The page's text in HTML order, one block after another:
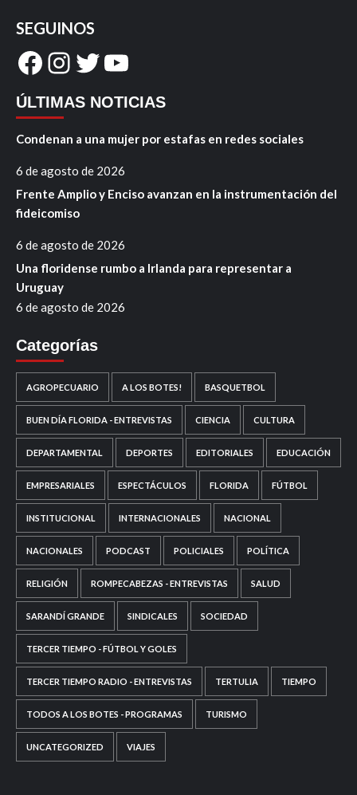
SEGUINOS
Facebook
Instagram
Twitter
YouTube
ÚLTIMAS NOTICIAS
Condenan a una mujer por estafas en redes sociales
6 de agosto de 2026
Frente Amplio y Enciso avanzan en la instrumentación del
fideicomiso
6 de agosto de 2026
Una floridense rumbo a Irlanda para representar a
Uruguay
6 de agosto de 2026
Categorías
AGROPECUARIO A LOS BOTES! BASQUETBOL
BUEN DÍA FLORIDA - ENTREVISTAS CIENCIA CULTURA
DEPARTAMENTAL DEPORTES EDITORIALES EDUCACIÓN
EMPRESARIALES ESPECTÁCULOS FLORIDA FÚTBOL
INSTITUCIONAL INTERNACIONALES NACIONAL
NACIONALES PODCAST POLICIALES POLÍTICA
RELIGIÓN ROMPECABEZAS - ENTREVISTAS SALUD
SARANDÍ GRANDE SINDICALES SOCIEDAD
TERCER TIEMPO - FÚTBOL Y GOLES
TERCER TIEMPO RADIO - ENTREVISTAS TERTULIA TIEMPO
TODOS A LOS BOTES - PROGRAMAS TURISMO
UNCATEGORIZED VIAJES